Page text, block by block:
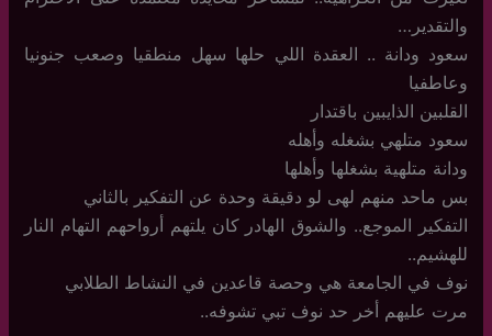
والتقدير…
سعود ودانة .. العقدة اللي حلها سهل منطقيا وصعب جنونيا
وعاطفيا
القلبين الذايبين باقتدار
سعود متلهي بشغله وأهله
ودانة متلهية بشغلها وأهلها
بس ماحد منهم لهى لو دقيقة وحدة عن التفكير بالثاني
التفكير الموجع.. والشوق الهادر كان يلتهم أرواحهم التهام النار
للهشيم..
نوف في الجامعة هي وحصة قاعدين في النشاط الطلابي
مرت عليهم أخر حد نوف تبي تشوفه..